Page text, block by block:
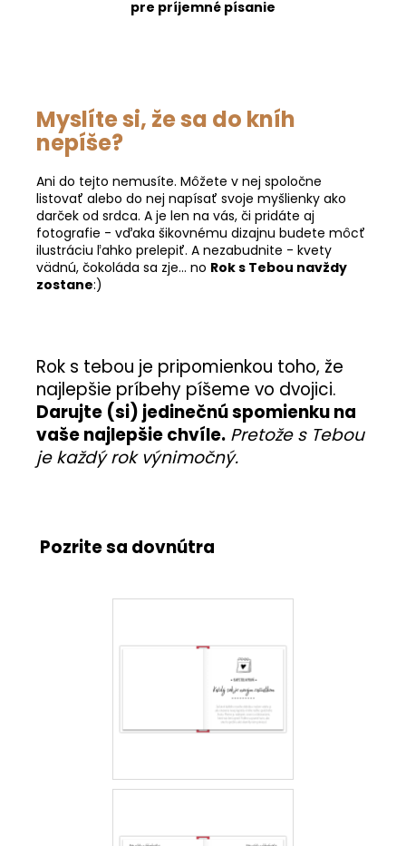
pre príjemné písanie
Myslíte si, že sa do kníh
nepíše?
Ani do tejto nemusíte. Môžete v nej spoločne
listovať alebo do nej napísať svoje myšlienky ako
darček od srdca. A je len na vás, či pridáte aj
fotografie - vďaka šikovnému dizajnu budete môcť
ilustráciu ľahko prelepiť. A nezabudnite - kvety
vädnú, čokoláda sa zje... no Rok s Tebou navždy
zostane:)
Rok s tebou je pripomienkou toho, že
najlepšie príbehy píšeme vo dvojici.
Darujte (si) jedinečnú spomienku na
vaše najlepšie chvíle. Pretože s Tebou
je každý rok výnimočný.
Pozrite sa dovnútra